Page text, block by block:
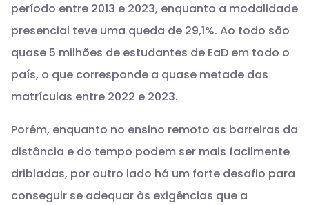
período entre 2013 e 2023, enquanto a modalidade
presencial teve uma queda de 29,1%. Ao todo são
quase 5 milhões de estudantes de EaD em todo o
país, o que corresponde a quase metade das
matrículas entre 2022 e 2023.
Porém, enquanto no ensino remoto as barreiras da
distância e do tempo podem ser mais facilmente
dribladas, por outro lado há um forte desafio para
conseguir se adequar às exigências que a